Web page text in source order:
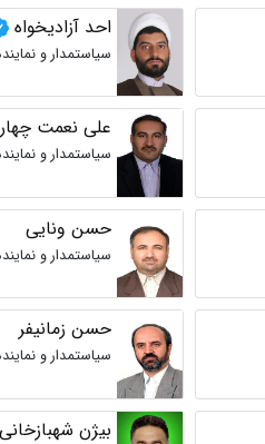
احد آزادیخواه
سیاستمدار و
علی نعمت
سیاستمدار و
حسن ونایی
سیاستمدار و
حسن زمانیفر
سیاستمدار و
بیژن شهبازخانی